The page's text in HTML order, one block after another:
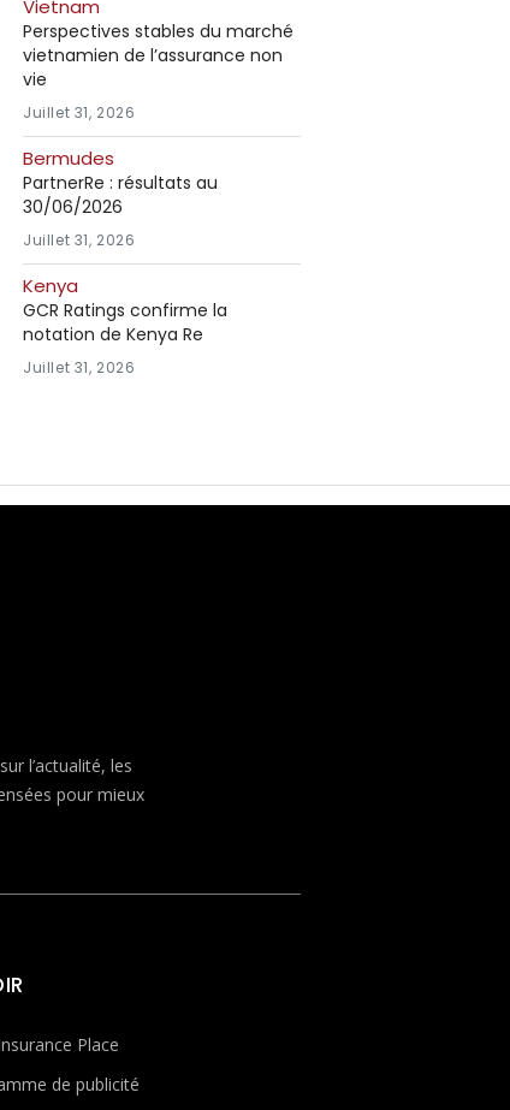
Vietnam
Perspectives stables du marché
vietnamien de l’assurance non
vie
Juillet 31, 2026
Bermudes
PartnerRe : résultats au
30/06/2026
Juillet 31, 2026
Kenya
GCR Ratings confirme la
notation de Kenya Re
Juillet 31, 2026
l’actualité, les
pour mieux
Place
de publicité